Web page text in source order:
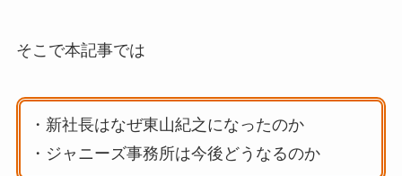
そこで本記事では
・新社長はなぜ東山紀之になったのか
・ジャニーズ事務所は今後どうなるのか